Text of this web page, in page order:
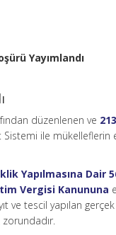
Yayımlandı
düzenlenen ve
ile
Yapılmasına Dair
Vergisi Kanununa
ve tescil yapılan